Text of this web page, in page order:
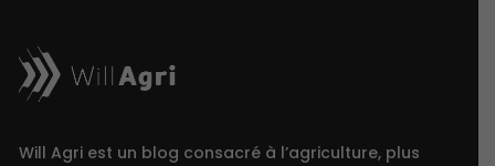
Will Agri est un blog consacré à l’agriculture, plus